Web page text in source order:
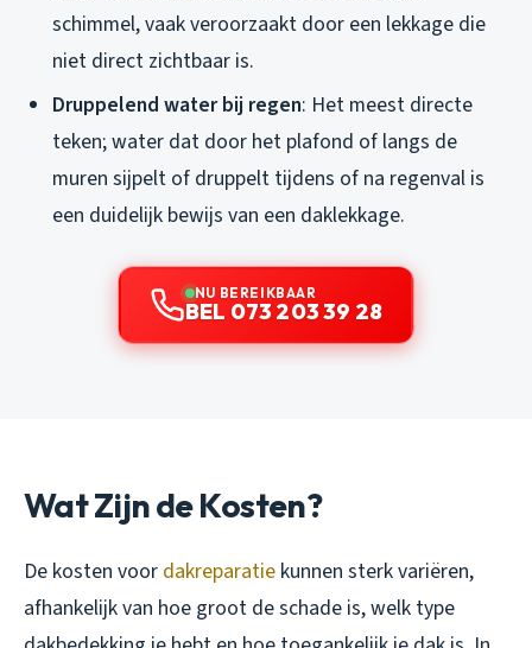
schimmel, vaak veroorzaakt door een lekkage die
niet direct zichtbaar is.
Druppelend water bij regen: Het meest directe
teken; water dat door het plafond of langs de
muren sijpelt of druppelt tijdens of na regenval is
een duidelijk bewijs van een daklekkage.
NU BEREIKBAAR
BEL 073 203 39 28
Wat Zijn de Kosten?
De kosten voor dakreparatie kunnen sterk variëren,
afhankelijk van hoe groot de schade is, welk type